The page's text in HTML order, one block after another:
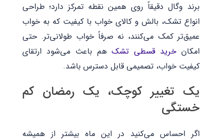
برند وگال دقیقاً روی همین نقطه تمرکز دارد؛ طراحی
انواع تشک، بالش و کالای خواب با کیفیت که به خواب
عمیق‌تر کمک می‌کنند، نه صرفاً خواب طولانی‌تر. حتی
امکان خرید قسطی تشکهم باعث می‌شود ارتقای
کیفیت خواب، تصمیمی قابل دسترس باشد.
یک تغییر کوچک، یک رمضان کم
‌خستگی
اگر احساس می‌کنید در این ماه بیشتر از همیشه